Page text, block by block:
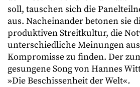
soll, tauschen sich die
aus. Nacheinander betonen sie
produktiven Streitkultur, die
unterschiedliche Meinungen
Kompromisse zu finden. Der
gesungene Song von Hannes
»Die Beschissenheit der Welt«.